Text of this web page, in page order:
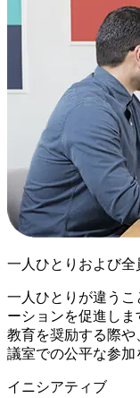
一人ひとりおよび
一人ひとりが違う
ーションを促進し
教育を奨励する際
議室での公平な参加
イニシアティブ